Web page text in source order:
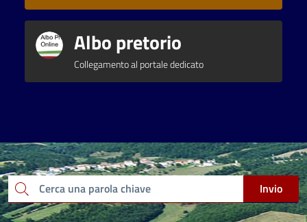
Albo pretorio
Collegamento al portale dedicato
Cerca una parola chiave Invio